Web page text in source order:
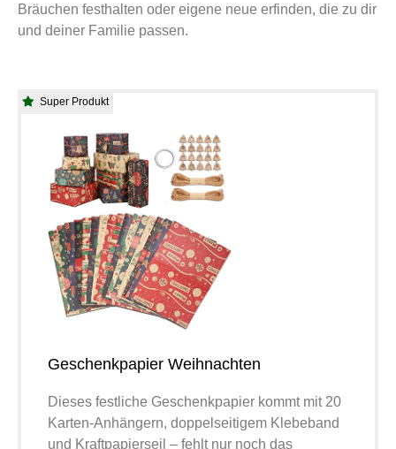
Bräuchen festhalten oder eigene neue erfinden, die zu dir
und deiner Familie passen.
Geschenkpapier Weihnachten
Dieses festliche Geschenkpapier kommt mit 20
Karten-Anhängern, doppelseitigem Klebeband
und Kraftpapierseil – fehlt nur noch das
Super Produkt